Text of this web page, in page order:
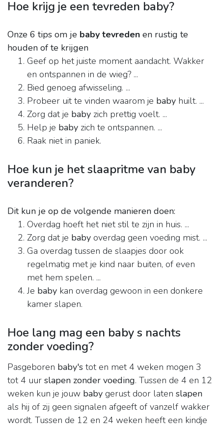
Hoe krijg je een tevreden baby?
Onze 6 tips om je baby tevreden en rustig te
houden of te krijgen
Geef op het juiste moment aandacht. Wakker
en ontspannen in de wieg? ...
Bied genoeg afwisseling. ...
Probeer uit te vinden waarom je baby huilt. ...
Zorg dat je baby zich prettig voelt. ...
Help je baby zich te ontspannen. ...
Raak niet in paniek.
Hoe kun je het slaapritme van baby
veranderen?
Dit kun je op de volgende manieren doen:
Overdag hoeft het niet stil te zijn in huis. ...
Zorg dat je baby overdag geen voeding mist. ...
Ga overdag tussen de slaapjes door ook
regelmatig met je kind naar buiten, of even
met hem spelen. ...
Je baby kan overdag gewoon in een donkere
kamer slapen.
Hoe lang mag een baby s nachts
zonder voeding?
Pasgeboren baby's tot en met 4 weken mogen 3
tot 4 uur slapen zonder voeding. Tussen de 4 en 12
weken kun je jouw baby gerust door laten slapen
als hij of zij geen signalen afgeeft of vanzelf wakker
wordt. Tussen de 12 en 24 weken heeft een kindje